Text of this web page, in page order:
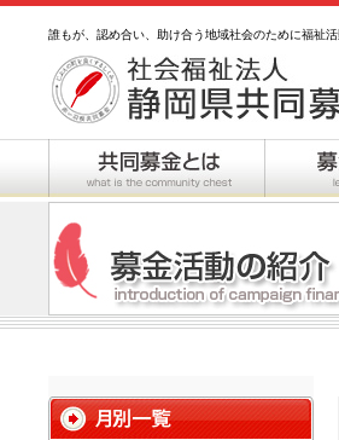
誰もが、認め合い、助け合う地域社会のために福祉